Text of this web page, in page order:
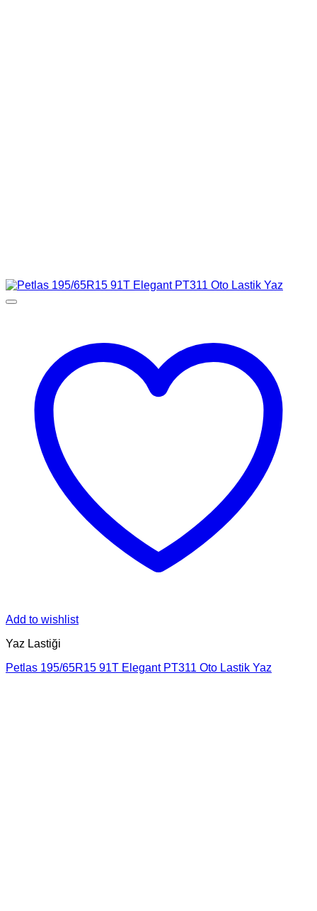
Add to wishlist
Yaz Lastiği
Petlas 195/65R15 91T Elegant PT311 Oto Lastik Yaz